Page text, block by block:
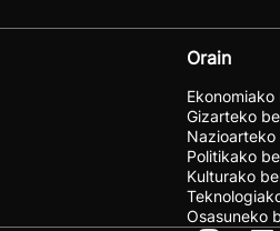
Orain
Ekonomiako
Gizarteko
Nazioarteko
Politikako
Kulturako
Osasuneko